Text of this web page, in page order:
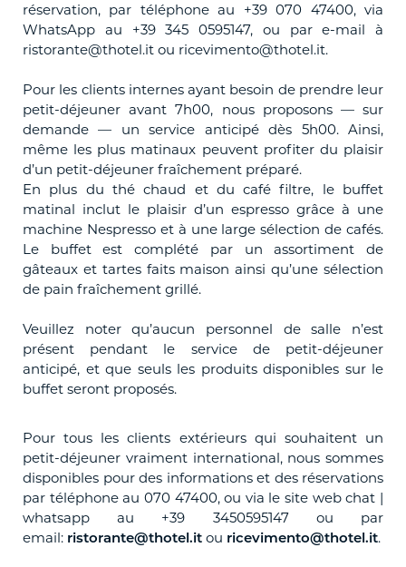
réservation, par téléphone au +39 070 47400, via
WhatsApp au +39 345 0595147, ou par e-mail à
ristorante@thotel.it ou ricevimento@thotel.it.
Pour les clients internes ayant besoin de prendre leur
petit-déjeuner avant 7h00, nous proposons — sur
demande — un service anticipé dès 5h00. Ainsi,
même les plus matinaux peuvent profiter du plaisir
d’un petit-déjeuner fraîchement préparé.
En plus du thé chaud et du café filtre, le buffet
matinal inclut le plaisir d’un espresso grâce à une
machine Nespresso et à une large sélection de cafés.
Le buffet est complété par un assortiment de
gâteaux et tartes faits maison ainsi qu’une sélection
de pain fraîchement grillé.
Veuillez noter qu’aucun personnel de salle n’est
présent pendant le service de petit-déjeuner
anticipé, et que seuls les produits disponibles sur le
buffet seront proposés.
Pour tous les clients extérieurs qui souhaitent un
petit-déjeuner vraiment international, nous sommes
disponibles pour des informations et des réservations
par téléphone au 070 47400, ou via le site web chat |
whatsapp au +39 3450595147 ou par
email: ristorante@thotel.it ou ricevimento@thotel.it.